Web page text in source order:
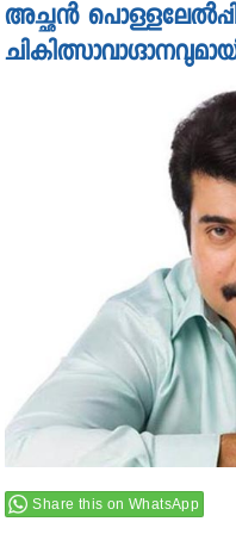
അച്ഛന്‍
ചികിത്സാവാഗ്ദാനവുമായി
Share this on WhatsApp